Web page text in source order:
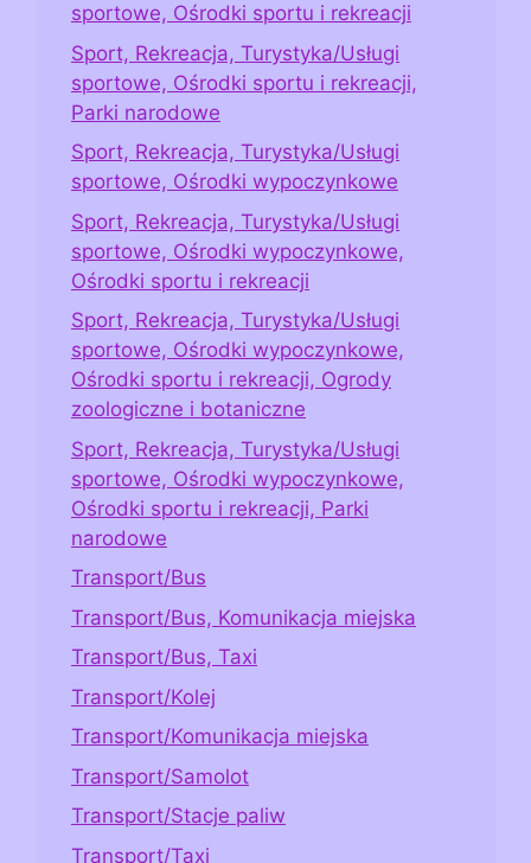
sportowe, Ośrodki sportu i rekreacji
Sport, Rekreacja, Turystyka/Usługi
sportowe, Ośrodki sportu i rekreacji,
Parki narodowe
Sport, Rekreacja, Turystyka/Usługi
sportowe, Ośrodki wypoczynkowe
Sport, Rekreacja, Turystyka/Usługi
sportowe, Ośrodki wypoczynkowe,
Ośrodki sportu i rekreacji
Sport, Rekreacja, Turystyka/Usługi
sportowe, Ośrodki wypoczynkowe,
Ośrodki sportu i rekreacji, Ogrody
zoologiczne i botaniczne
Sport, Rekreacja, Turystyka/Usługi
sportowe, Ośrodki wypoczynkowe,
Ośrodki sportu i rekreacji, Parki
narodowe
Transport/Bus
Transport/Bus, Komunikacja miejska
Transport/Bus, Taxi
Transport/Kolej
Transport/Komunikacja miejska
Transport/Samolot
Transport/Stacje paliw
Transport/Taxi